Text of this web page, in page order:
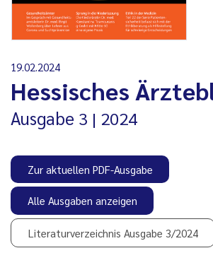
19.02.2024
Hessisches
Ausgabe 3 2024
Zur aktuellen PDF-Ausgabe
Alle Ausgaben anzeigen
Literaturverzeichnis Ausgabe 3/2024